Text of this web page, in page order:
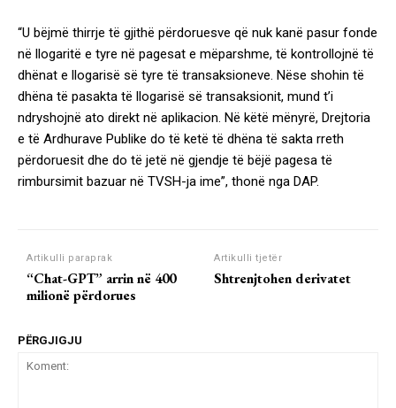
“U bëjmë thirrje të gjithë përdoruesve që nuk kanë pasur fonde
në llogaritë e tyre në pagesat e mëparshme, të kontrollojnë të
dhënat e llogarisë së tyre të transaksioneve. Nëse shohin të
dhëna të pasakta të llogarisë së transaksionit, mund t’i
ndryshojnë ato direkt në aplikacion. Në këtë mënyrë, Drejtoria
e të Ardhurave Publike do të ketë të dhëna të sakta rreth
përdoruesit dhe do të jetë në gjendje të bëjë pagesa të
rimbursimit bazuar në TVSH-ja ime”, thonë nga DAP.
Artikulli paraprak
“Chat-GPT” arrin në 400
milionë përdorues
Artikulli tjetër
Shtrenjtohen derivatet
PËRGJIGJU